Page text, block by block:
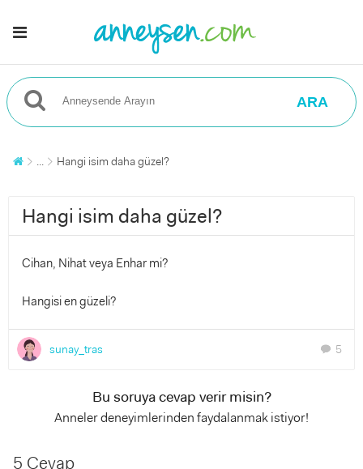
ARA
... Hangi isim daha güzel?
Hangi isim daha güzel?
Cihan, Nihat veya Enhar mi?
Hangisi en güzeli?
sunay_tras chat 5
Bu soruya cevap verir misin?
Anneler deneyimlerinden faydalanmak istiyor!
5 Cevap